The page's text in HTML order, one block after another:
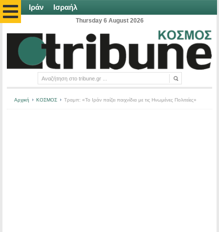
Ιράν Ισραήλ
Thursday 6 August 2026
Αρχική ΚΟΣΜΟΣ Τραμπ: «Το Ιράν παίζει παιχνίδια με τις Ηνωμένες Πολιτείες»